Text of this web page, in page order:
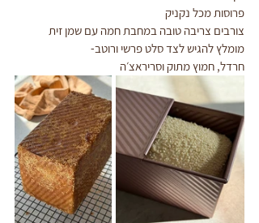
פרוסות מכל נקניק
צורבים צריבה טובה במחבת חמה עם שמן זית
מומלץ להגיש לצד סלט פרשי ורוטב-
חרדל, חמוץ מתוק וסריראצ׳ה